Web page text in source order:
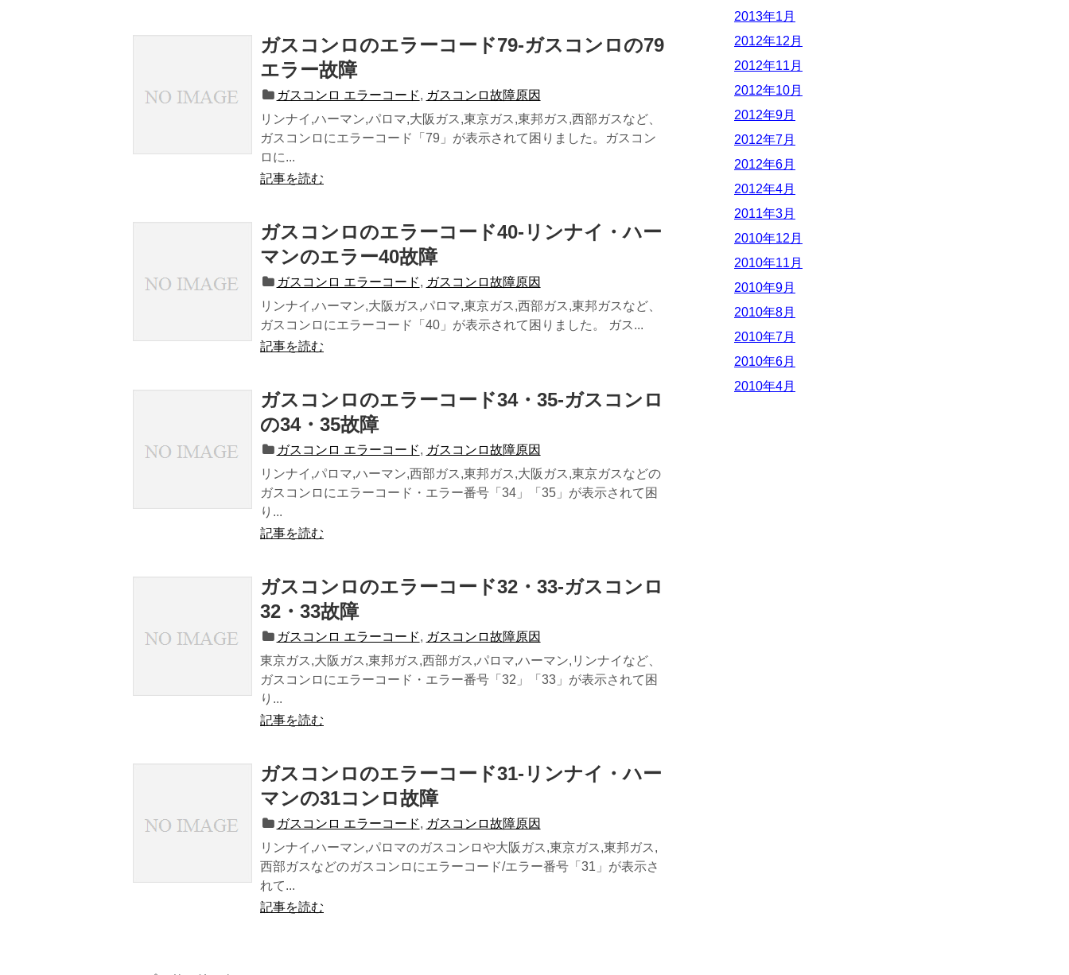
ガスコンロのエラーコード79-ガスコンロの79
エラー故障
ガスコンロ エラーコード, ガスコンロ故障原因
リンナイ,ハーマン,パロマ,大阪ガス,東京ガス,東邦ガス,西部ガスなど、
ガスコンロにエラーコード「79」が表示されて困りました。ガスコン
ロに...
記事を読む
ガスコンロのエラーコード40-リンナイ・ハー
マンのエラー40故障
ガスコンロ エラーコード, ガスコンロ故障原因
リンナイ,ハーマン,大阪ガス,パロマ,東京ガス,西部ガス,東邦ガスなど、
ガスコンロにエラーコード「40」が表示されて困りました。 ガス...
記事を読む
ガスコンロのエラーコード34・35-ガスコンロ
の34・35故障
ガスコンロ エラーコード, ガスコンロ故障原因
リンナイ,パロマ,ハーマン,西部ガス,東邦ガス,大阪ガス,東京ガスなどの
ガスコンロにエラーコード・エラー番号「34」「35」が表示されて困
り...
記事を読む
ガスコンロのエラーコード32・33-ガスコンロ
32・33故障
ガスコンロ エラーコード, ガスコンロ故障原因
東京ガス,大阪ガス,東邦ガス,西部ガス,パロマ,ハーマン,リンナイなど、
ガスコンロにエラーコード・エラー番号「32」「33」が表示されて困
り...
記事を読む
ガスコンロのエラーコード31-リンナイ・ハー
マンの31コンロ故障
ガスコンロ エラーコード, ガスコンロ故障原因
リンナイ,ハーマン,パロマのガスコンロや大阪ガス,東京ガス,東邦ガス,
西部ガスなどのガスコンロにエラーコード/エラー番号「31」が表示さ
れて...
記事を読む
2013年1月
2012年12月
2012年11月
2012年10月
2012年9月
2012年7月
2012年6月
2012年4月
2011年3月
2010年12月
2010年11月
2010年9月
2010年8月
2010年7月
2010年6月
2010年4月